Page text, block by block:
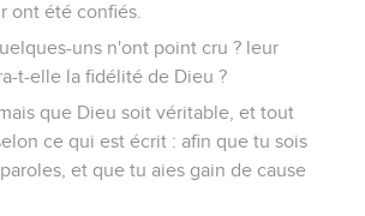
ont été confiés.
uns n'ont point cru ? leur
t-elle la fidélité de Dieu ?
que Dieu soit véritable, et tout
ce qui est écrit : afin que tu sois
et que tu aies gain de cause